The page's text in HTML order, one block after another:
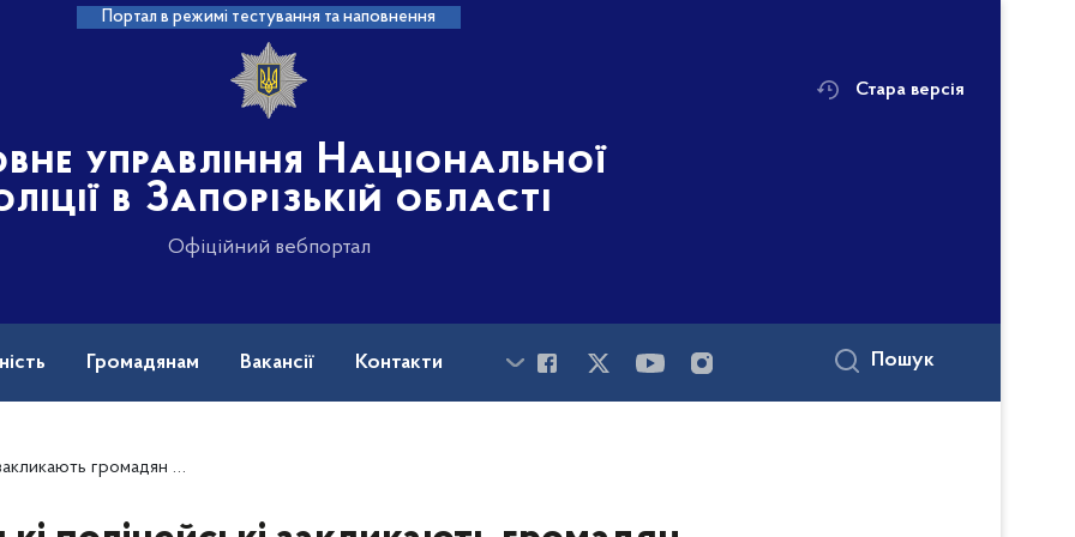
Портал в режимі тестування та наповнення
управління Національної
в Запорізькій області
Офіційний вебпортал
Стара версія
Громадянам Вакансії Контакти Пошук
при поводженні з вибухонебезпечними предметами